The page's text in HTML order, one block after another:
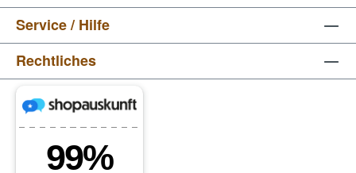
Service / Hilfe
Rechtliches